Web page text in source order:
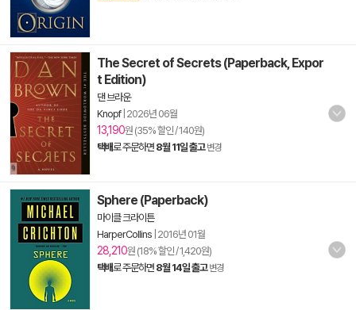
The Secret of Secrets (Paperback, Expor
t Edition)
댄 브라운
Knopf| 2026년 06월
13,190원 (35% 할인 / 140원)
택배로 주문하면 8월 11일 출고 변경
Sphere (Paperback)
마이클 크라이튼
HarperCollins 2016년 01월
28,210원 (18% 할인 / 1,420원)
택배로 주문하면 8월 14일 출고 변경